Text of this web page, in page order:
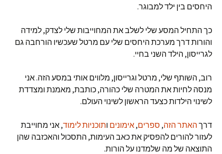
היחסים בין ילד למבוגר.
כך התחיל המסע שלי לשלב את המחוייבות שלי לצדק, למידה
והורות דרך מערכת היחסים שלי עם מרטל שעכשיו הורחבה גם
לגרייסון, הילד השני בחיי.
רוב, השותף שלי, מרטל וגרייסון, מלווים אותי במסע הזה. אני
מנסה לחיות את המטרה שלי כהורה, כותבת, מאמנת ומצדדת
לשינוי הילדות כצעד הראשון לשינוי העולם.
דרך האתר הזה, ספרים,אימונים ותוכניות לימוד, אני מחוייבת
לעזור להורים להפסיק את כאב העימות, התסכול והאכזבה שהן
התוצאה של מה שלמדנו על הורות.